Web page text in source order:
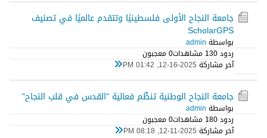
جامعة النجاح الأولى فلسطينيًا وتتقدم عالميًا في تصنيف
ScholarGPS
بواسطة admin
ردود 0 13 مشاهدات
0 معجبون
آخر مشاركة 12-16-2025, 01:42 PM
جامعة النجاح الوطنية تنظّم فعالية "القدس في قلب النجاح"
بواسطة admin
ردود 0 18 مشاهدات
0 معجبون
آخر مشاركة 12-11-2025, 08:18 PM